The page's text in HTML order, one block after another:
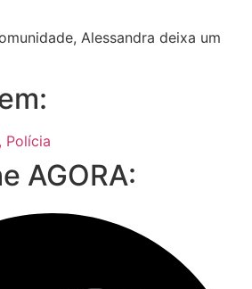
Alessandra deixa um
, Polícia
AGORA: